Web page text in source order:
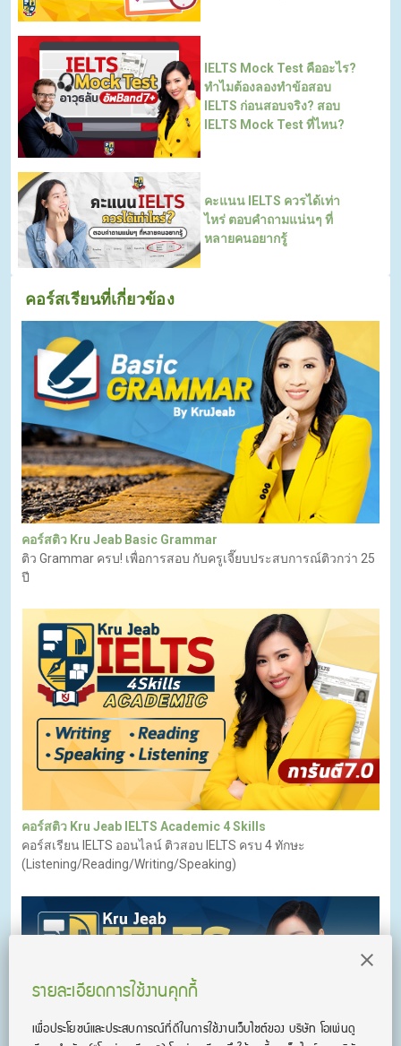
IELTS Mock Test คืออะไร?
ทำไมต้องลองทำข้อสอบ
IELTS ก่อนสอบจริง? สอบ
IELTS Mock Test ที่ไหน?
คะแนน IELTS ควรได้เท่า
ไหร่ ตอบคำถามแน่นๆ ที่
หลายคนอยากรู้
คอร์สเรียนที่เกี่ยวข้อง
คอร์สติว Kru Jeab Basic Grammar
ติว Grammar ครบ! เพื่อการสอบ กับครูเจี๊ยบประสบการณ์ติวกว่า 25
ปี
คอร์สติว Kru Jeab IELTS Academic 4 Skills
คอร์สเรียน IELTS ออนไลน์ ติวสอบ IELTS ครบ 4 ทักษะ
(Listening/Reading/Writing/Speaking)
รายละเอียดการใช้งานคุกกี้
เพื่อประโยชน์และประสบการณ์ที่ดีในการใช้งานเว็บไซต์ของ บริษัท โอเพ่นดู